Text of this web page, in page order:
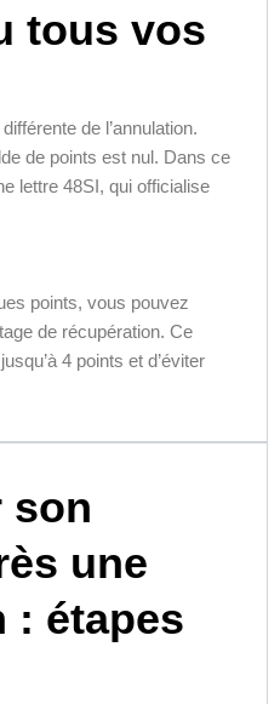
tous vos
de l’annulation.
de points est nul. Dans ce
lettre 48SI, qui officialise
points, vous pouvez
de récupération. Ce
4 points et d’éviter
son
une
: étapes